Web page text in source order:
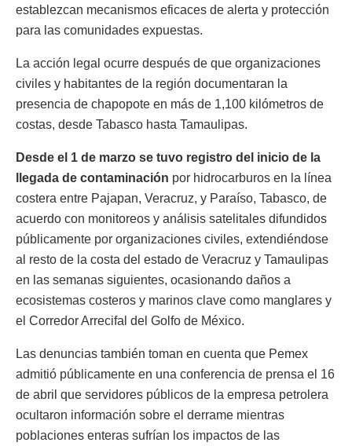
establezcan mecanismos eficaces de alerta y protección
para las comunidades expuestas.
La acción legal ocurre después de que organizaciones
civiles y habitantes de la región documentaran la
presencia de chapopote en más de 1,100 kilómetros de
costas, desde Tabasco hasta Tamaulipas.
Desde el 1 de marzo se tuvo registro del inicio de la
llegada de contaminación por hidrocarburos en la línea
costera entre Pajapan, Veracruz, y Paraíso, Tabasco, de
acuerdo con monitoreos y análisis satelitales difundidos
públicamente por organizaciones civiles, extendiéndose
al resto de la costa del estado de Veracruz y Tamaulipas
en las semanas siguientes, ocasionando daños a
ecosistemas costeros y marinos clave como manglares y
el Corredor Arrecifal del Golfo de México.
Las denuncias también toman en cuenta que Pemex
admitió públicamente en una conferencia de prensa el 16
de abril que servidores públicos de la empresa petrolera
ocultaron información sobre el derrame mientras
poblaciones enteras sufrían los impactos de las